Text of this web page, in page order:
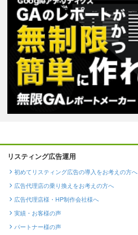
リスティング広告運用
初めてリスティング広告の導入をお考えの方へ
広告代理店の乗り換えをお考えの方へ
広告代理店様・HP制作会社様へ
実績・お客様の声
パートナー様の声